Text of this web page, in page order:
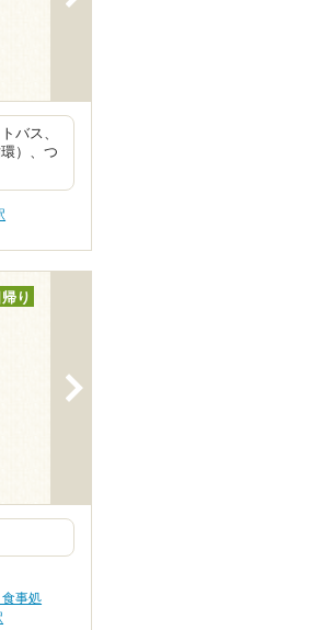
バス、
）、つ
帰り
事処